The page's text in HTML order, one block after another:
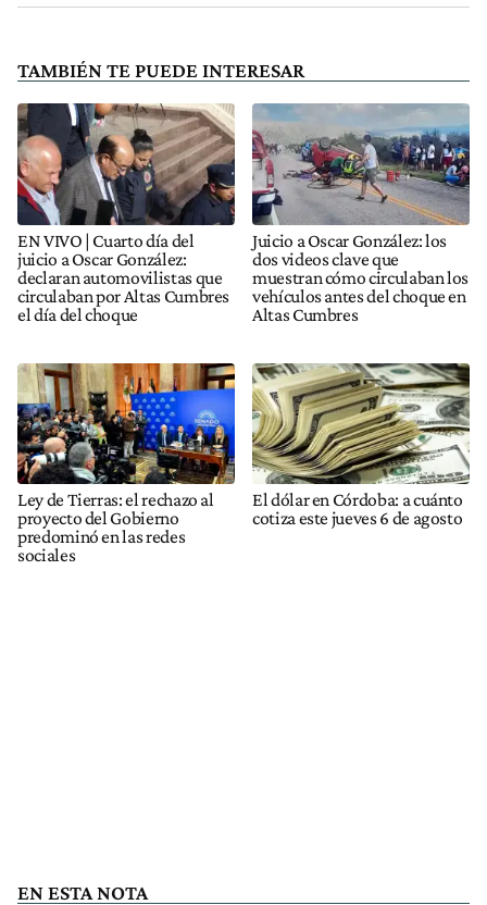
TAMBIÉN TE PUEDE INTERESAR
EN VIVO | Cuarto día del
juicio a Oscar González:
declaran automovilistas que
circulaban por Altas Cumbres
el día del choque
Juicio a Oscar González: los
dos videos clave que
muestran cómo circulaban los
vehículos antes del choque en
Altas Cumbres
Ley de Tierras: el rechazo al
proyecto del Gobierno
predominó en las redes
sociales
El dólar en Córdoba: a cuánto
cotiza este jueves 6 de agosto
EN ESTA NOTA